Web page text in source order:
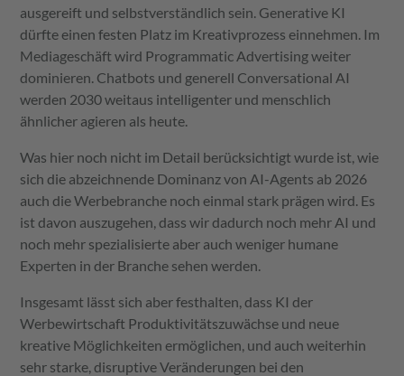
ausgereift und selbstverständlich sein. Generative KI
dürfte einen festen Platz im Kreativprozess einnehmen. Im
Mediageschäft wird Programmatic Advertising weiter
dominieren. Chatbots und generell Conversational AI
werden 2030 weitaus intelligenter und menschlich
ähnlicher agieren als heute.
Was hier noch nicht im Detail berücksichtigt wurde ist, wie
sich die abzeichnende Dominanz von AI-Agents ab 2026
auch die Werbebranche noch einmal stark prägen wird. Es
ist davon auszugehen, dass wir dadurch noch mehr AI und
noch mehr spezialisierte aber auch weniger humane
Experten in der Branche sehen werden.
Insgesamt lässt sich aber festhalten, dass KI der
Werbewirtschaft Produktivitätszuwächse und neue
kreative Möglichkeiten ermöglichen, und auch weiterhin
sehr starke, disruptive Veränderungen bei den